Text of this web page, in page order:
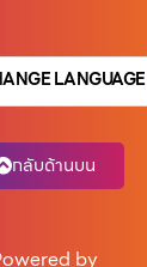
by
LANGUAGE
กลับด้านบน